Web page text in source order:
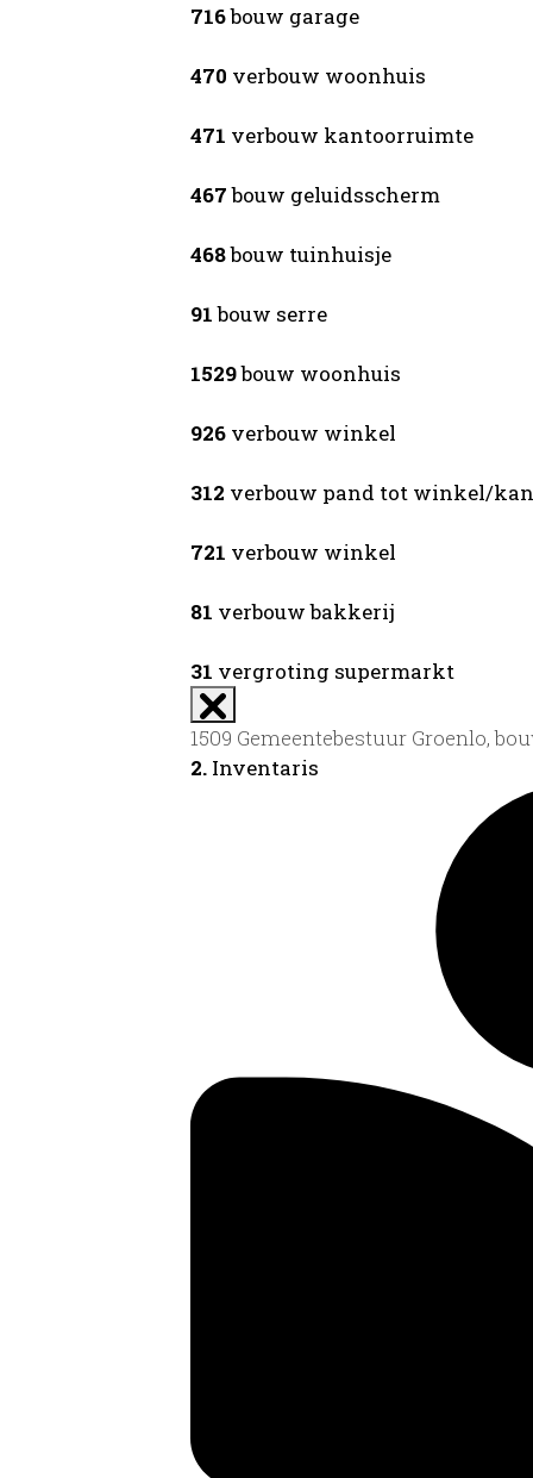
716bouw garage
470 verbouw woonhuis
471 verbouw kantoorruimte
467bouw geluidsscherm
468bouw tuinhuisje
91bouw serre
1529bouw woonhuis
926 verbouw winkel
312 verbouw pand tot winkel/
721 verbouw winkel
81 verbouw bakkerij
31 vergroting supermarkt
1509 Gemeentebestuur Groenlo,
2. Inventaris